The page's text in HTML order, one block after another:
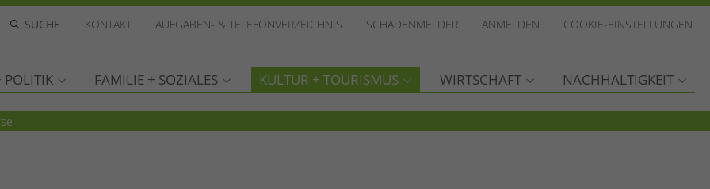
KONTAKT AUFGABEN- & TELEFONVERZEICHNIS SCHADENMELDER ANMELDEN COOKIE-EINSTELLUNGEN
POLITIK FAMILIE + SOZIALES KULTUR + TOURISMUS WIRTSCHAFT NACHHALTIGKEIT